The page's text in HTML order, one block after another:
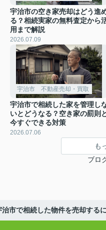
宇治市の空き家売却はどう進
る？相続実家の無料査定から
用まで解説
2026.07.09
宇治市 不動産売却・買取
宇治市で相続した家を管理し
いとどうなる？空き家の罰則
今すぐできる対策
2026.07.06
も
ブロ
市で相続した物件を売却する